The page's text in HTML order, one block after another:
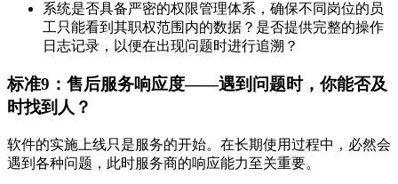
系统是否具备严密的权限管理体系，确保不同岗位的员
工只能看到其职权范围内的数据？是否提供完整的操作
日志记录，以便在出现问题时进行追溯？
标准9：售后服务响应度——遇到问题时，你能否及
时找到人？
软件的实施上线只是服务的开始。在长期使用过程中，必然会
遇到各种问题，此时服务商的响应能力至关重要。